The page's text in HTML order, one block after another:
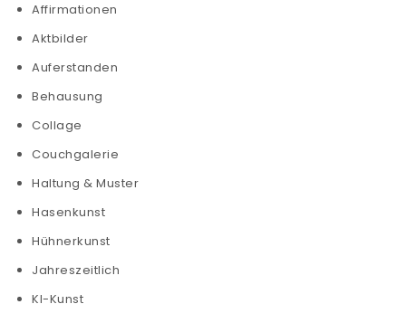
Affirmationen
Aktbilder
Auferstanden
Behausung
Collage
Couchgalerie
Haltung & Muster
Hasenkunst
Hühnerkunst
Jahreszeitlich
KI-Kunst